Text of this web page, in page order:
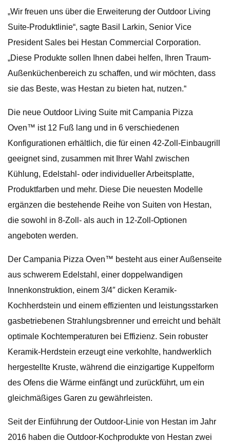
„Wir freuen uns über die Erweiterung der Outdoor Living
Suite-Produktlinie“, sagte Basil Larkin, Senior Vice
President Sales bei Hestan Commercial Corporation.
„Diese Produkte sollen Ihnen dabei helfen, Ihren Traum-
Außenküchenbereich zu schaffen, und wir möchten, dass
sie das Beste, was Hestan zu bieten hat, nutzen.“
Die neue Outdoor Living Suite mit Campania Pizza
Oven™ ist 12 Fuß lang und in 6 verschiedenen
Konfigurationen erhältlich, die für einen 42-Zoll-Einbaugrill
geeignet sind, zusammen mit Ihrer Wahl zwischen
Kühlung, Edelstahl- oder individueller Arbeitsplatte,
Produktfarben und mehr. Diese Die neuesten Modelle
ergänzen die bestehende Reihe von Suiten von Hestan,
die sowohl in 8-Zoll- als auch in 12-Zoll-Optionen
angeboten werden.
Der Campania Pizza Oven™ besteht aus einer Außenseite
aus schwerem Edelstahl, einer doppelwandigen
Innenkonstruktion, einem 3/4″ dicken Keramik-
Kochherdstein und einem effizienten und leistungsstarken
gasbetriebenen Strahlungsbrenner und erreicht und behält
optimale Kochtemperaturen bei Effizienz. Sein robuster
Keramik-Herdstein erzeugt eine verkohlte, handwerklich
hergestellte Kruste, während die einzigartige Kuppelform
des Ofens die Wärme einfängt und zurückführt, um ein
gleichmäßiges Garen zu gewährleisten.
Seit der Einführung der Outdoor-Linie von Hestan im Jahr
2016 haben die Outdoor-Kochprodukte von Hestan zwei